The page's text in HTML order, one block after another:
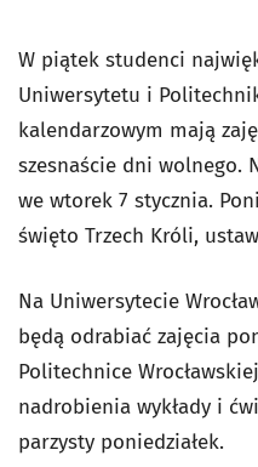
W piątek studenci
Uniwersytetu i
kalendarzowym mają
szesnaście dni wolnego.
we wtorek 7 stycznia.
święto Trzech Króli,
Na Uniwersytecie
będą odrabiać zajęcia
Politechnice
nadrobienia wykłady i
parzysty poniedziałek.